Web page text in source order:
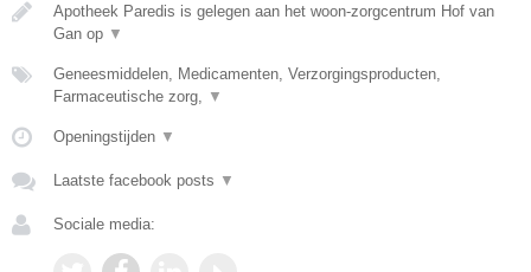
Apotheek Paredis is gelegen aan het woon-zorgcentrum Hof van
Gan op ▼
Geneesmiddelen, Medicamenten, Verzorgingsproducten,
Farmaceutische zorg,
▼
Openingstijden ▼
Laatste facebook posts ▼
Sociale media: